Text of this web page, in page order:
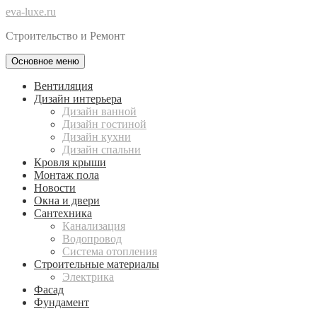
eva-luxe.ru
Строительство и Ремонт
Основное меню
Вентиляция
Дизайн интерьера
Дизайн ванной
Дизайн гостиной
Дизайн кухни
Дизайн спальни
Кровля крыши
Монтаж пола
Новости
Окна и двери
Сантехника
Канализация
Водопровод
Система отопления
Строительные материалы
Электрика
Фасад
Фундамент